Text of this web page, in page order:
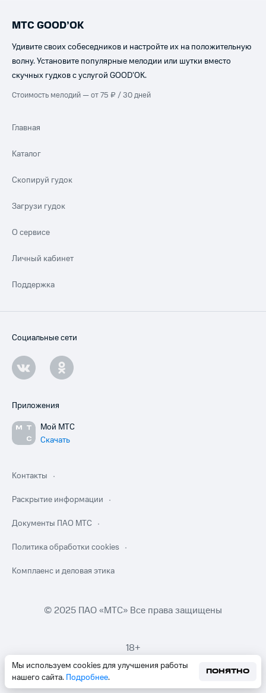
Мы используем cookies для улучшения работы
нашего сайта. Подробнее.
ПОНЯТНО
МТС GOOD’OK
Удивите своих собеседников и настройте их на положительную
волну. Установите популярные мелодии или шутки вместо
скучных гудков с услугой GOOD’OK.
Стоимость мелодий — от 75 ₽ / 30 дней
Главная
Каталог
Скопируй гудок
Загрузи гудок
О сервисе
Личный кабинет
Поддержка
Социальные сети
Приложения
Мой МТС
Скачать
Контакты
Раскрытие информации
Документы ПАО МТС
Политика обработки cookies
Комплаенс и деловая этика
© 2025 ПАО «МТС» Все права защищены
18+